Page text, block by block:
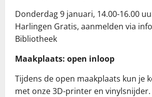
Donderdag 9 januari, 14.00-16.00
Harlingen Gratis, aanmelden via
Bibliotheek
Maakplaats: open inloop
Tijdens de open maakplaats kun je
met onze 3D-printer en vinylsnijder.